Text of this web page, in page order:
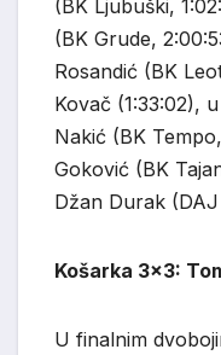
(BK Ljubuški,
(BK Grude,
Rosandić (BK
Kovač (1:33:02),
Nakić (BK
Goković (BK
Džan Durak (DAJ
Košarka 3×3:
U finalnim